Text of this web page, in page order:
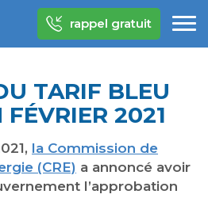
rappel gratuit
TARIF BLEU
FÉVRIER 2021
la Commission de
(CRE) a annoncé avoir
l’approbation